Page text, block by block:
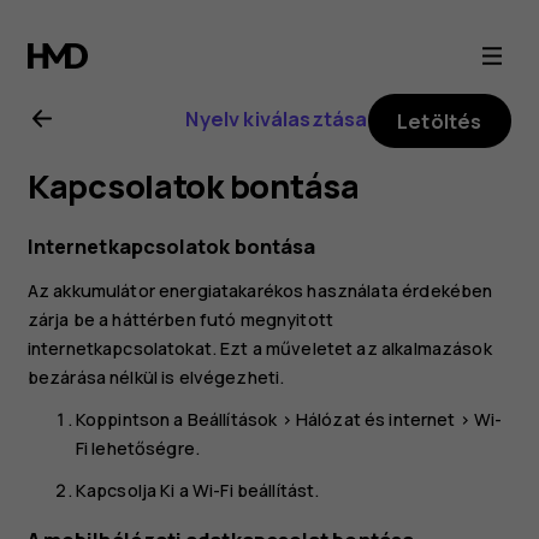
Nokia
2.1
felhasználói
kézikönyv
Nyelv kiválasztása Letöltés
Kapcsolatok bontása
Internetkapcsolatok bontása
Az akkumulátor energiatakarékos használata érdekében
zárja be a háttérben futó megnyitott
internetkapcsolatokat. Ezt a műveletet az alkalmazások
bezárása nélkül is elvégezheti.
Koppintson a Beállítások > Hálózat és internet > Wi-
Fi lehetőségre.
KapcsoljaKi aWi-Fi beállítást.